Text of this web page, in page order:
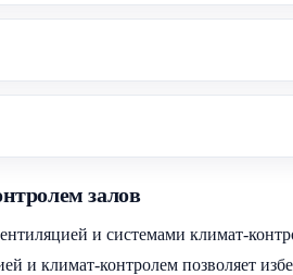
залов
и системами климат-
и климат-контролем позволяет